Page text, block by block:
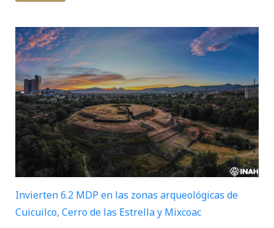
Invierten 6.2 MDP en las zonas arqueológicas de
Cuicuilco, Cerro de las Estrella y Mixcoac